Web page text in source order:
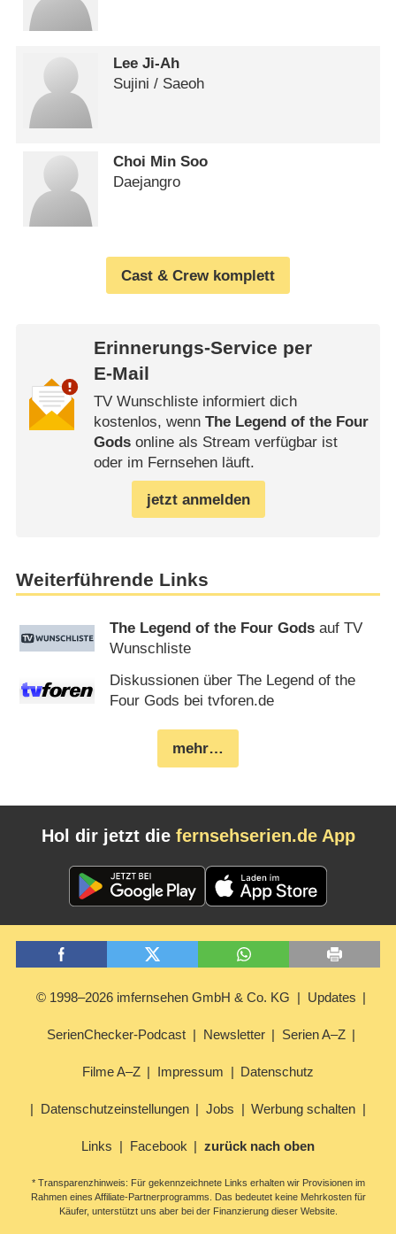
Lee Ji-Ah
Sujini /​ Saeoh
Choi Min Soo
Daejangro
Cast & Crew komplett
Erinnerungs-Service per
E-Mail
TV Wunschliste informiert dich
kostenlos, wenn The Legend of the Four
Godsonline als Stream verfügbar ist
oder im Fernsehen läuft.
jetzt anmelden
Weiterführende Links
The Legend of the Four Gods auf TV
Wunschliste
Diskussionen über The Legend of the
Four Gods bei tvforen.de
mehr…
Hol dir jetzt die fernsehserien.de App
© 1998–2026 imfernsehen GmbH & Co. KG Updates
SerienChecker-Podcast Newsletter Serien A–Z
Filme A–Z Impressum Datenschutz
Datenschutzeinstellungen Jobs Werbung schalten
Links Facebook zurück nach oben
* Transparenzhinweis: Für gekennzeichnete Links erhalten wir Provisionen im
Rahmen eines Affiliate-Partnerprogramms. Das bedeutet keine Mehrkosten für
Käufer, unterstützt uns aber bei der Finanzierung dieser Website.